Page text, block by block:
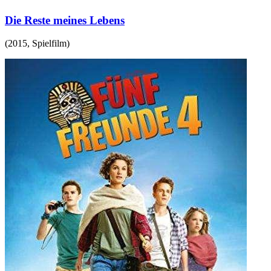
Die Reste meines Lebens
(2015, Spielfilm)